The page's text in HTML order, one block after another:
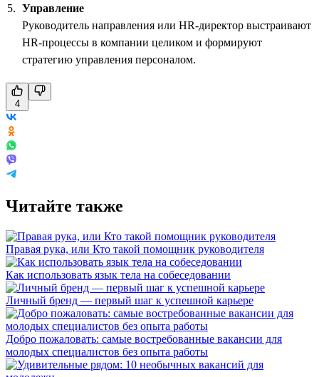
Управление
Руководитель направления или HR-директор выстраивают
HR-процессы в компании целиком и формируют
стратегию управления персоналом.
4
Читайте также
Правая рука, или Кто такой помощник руководителя
Как использовать язык тела на собеседовании
Личный бренд — первый шаг к успешной карьере
Добро пожаловать: самые востребованные вакансии для
молодых специалистов без опыта работы